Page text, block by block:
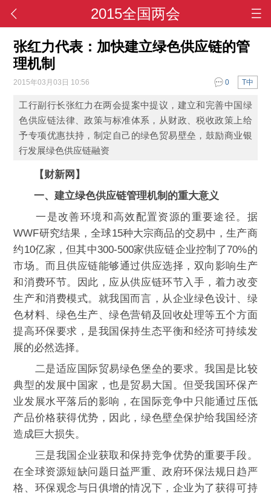
2015全国两会
张红力代表：加快建立绿色供应链的管
理机制
2015年03月03日 10:56 T中
0
工行副行长张红力在两会提案中提议，建立和完善中国绿
色供应链法律、政策与标准体系，从财政、税收政策上给
予专项优惠扶持，制定自己的绿色贸易壁垒，鼓励商业银
行发展绿色供应链融资
【财新网】
一、建立绿色供应链管理机制的重大意义
一是改善环境和高效配置资源的重要途径。据
WWF研究结果，全球15种大宗商品的交易中，生产商
约10亿家，但其中300-500家供应链企业控制了70%的
市场。而且供应链能够通过供应选择，双向影响生产
和消费环节。因此，应从供应链环节入手，着力改变
生产和消费模式。就我国而言，从企业绿色设计、绿
色材料、绿色生产、绿色营销及回收处理等五个方面
提高环保要求，是我国保持生态平衡和经济可持续发
展的必然选择。
二是适应国际贸易绿色堡垒的要求。我国是比较
典型的发展中国家，也是贸易大国。但受我国环保产
业发展水平落后的影响，在国际竞争中只能通过压低
产品价格获得优势，因此，绿色壁垒保护给我国经济
造成巨大损失。
三是我国企业获取和保持竞争优势的重要手段。
在全球资源短缺问题日益严重、政府环保法规日趋严
格、环保观念与日俱增的情况下，企业为了获得可持